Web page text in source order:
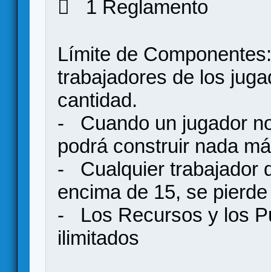
 1 Reglamento
Límite de
trabajadores de los
cantidad.
- Cuando un jugador
podrá construir nada
- Cualquier trabajador
encima de 15, se pierde
- Los Recursos y los
ilimitados